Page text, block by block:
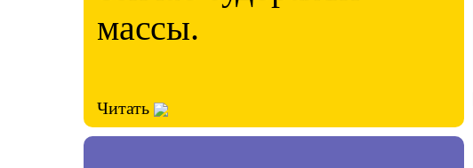
массы.
Читать